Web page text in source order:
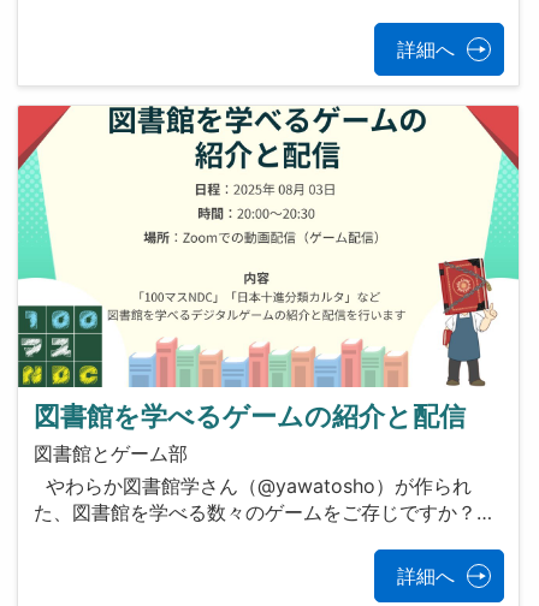
詳細へ
図書館を学べるゲームの紹介と配信
図書館とゲーム部
やわらか図書館学さん（@yawatosho）が作られ
た、図書館を学べる数々のゲームをご存じですか？…
詳細へ